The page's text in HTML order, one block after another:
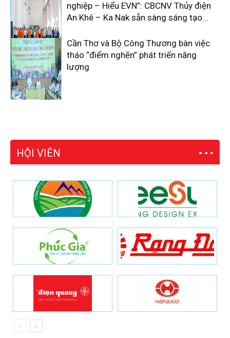
nghiệp – Hiểu EVN”: CBCNV Thủy điện
An Khê – Ka Nak sẵn sàng sáng tạo...
Cần Thơ và Bộ Công Thương bàn việc
tháo “điểm nghẽn” phát triển năng
lượng
HỘI VIÊN